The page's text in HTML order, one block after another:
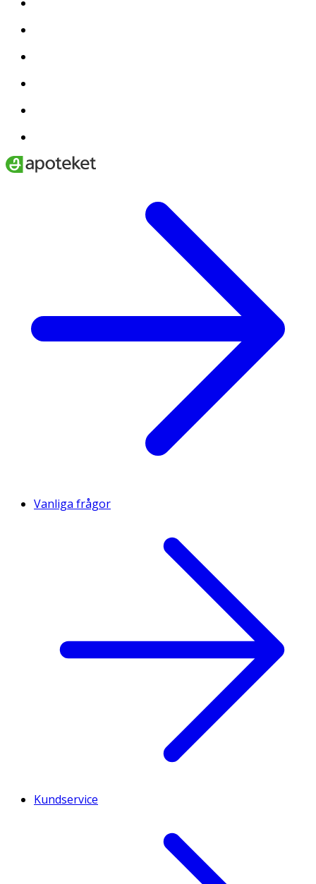
Vanliga frågor
Kundservice